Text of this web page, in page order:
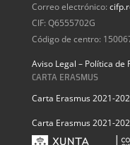
Correo electrónico:
CIF: Q6555702G
Código de centro:
Aviso Legal – Política de
CARTA ERASMUS
Carta Erasmus 2021-
Carta Erasmus 2021-